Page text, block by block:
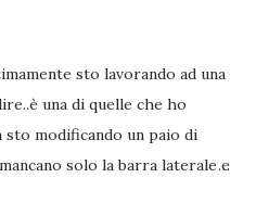
sto lavorando ad una
una di quelle che ho
modificando un paio di
solo la barra laterale e